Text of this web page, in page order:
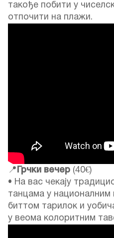
такође побити у
отпочити на плажи.
📍 Грчки вечер (40€)
• На вас чекају
танцама у националним
биттом тарилок и
у веома колоритним